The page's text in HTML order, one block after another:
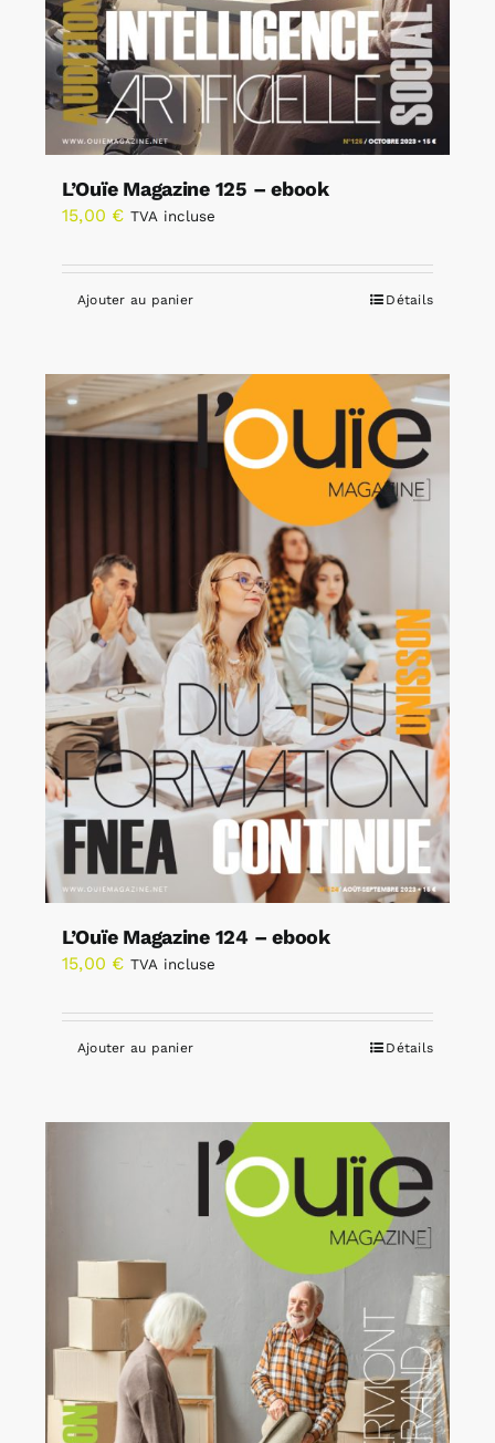
L’Ouïe Magazine 125 – ebook
15,00 € TVA incluse
Ajouter au panier Détails
L’Ouïe Magazine 124 – ebook
15,00 € TVA incluse
Ajouter au panier Détails